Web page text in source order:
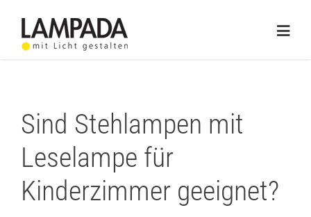
content
Online-Shop
Lichtplanung
Referenzen
Sind Stehlampen mit
Leselampe für
Kinderzimmer geeignet?